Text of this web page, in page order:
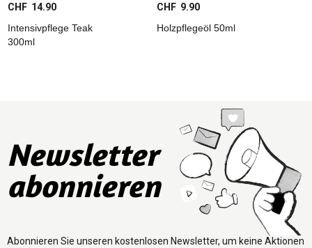
CHF 14.90
Intensivpflege Teak
300ml
CHF 9.90
Holzpflegeöl 50ml
Newsletter
abonnieren
Abonnieren Sie unseren kostenlosen Newsletter, um keine Aktionen